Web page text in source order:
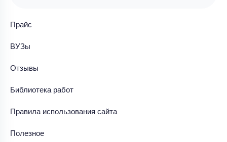
Прайс
ВУЗы
Отзывы
Библиотека работ
Правила использования сайта
Полезное